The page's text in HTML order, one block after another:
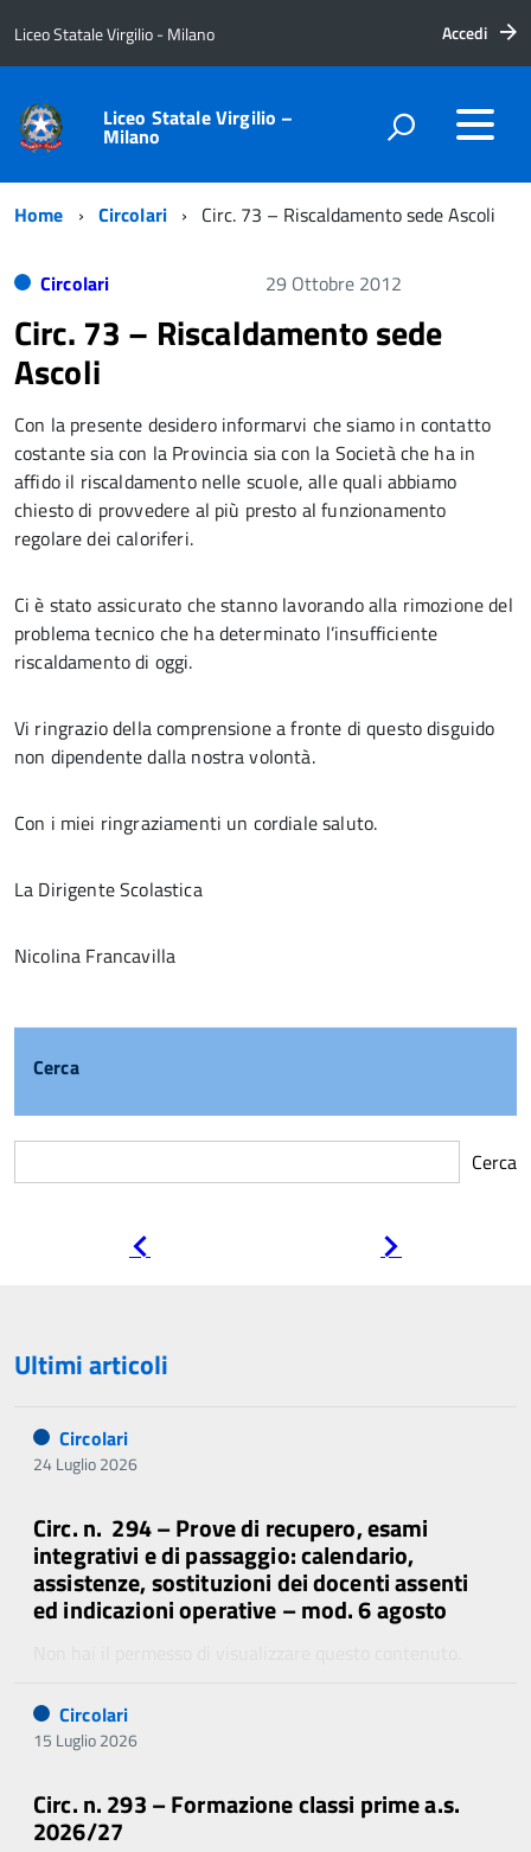
Liceo Statale Virgilio - Milano Accedi
Liceo Statale Virgilio –
Milano
Home Circolari Circ. 73 – Riscaldamento sede Ascoli
Circolari 29 Ottobre 2012
Circ. 73 – Riscaldamento sede
Ascoli
Con la presente desidero informarvi che siamo in contatto
costante sia con la Provincia sia con la Società che ha in
affido il riscaldamento nelle scuole, alle quali abbiamo
chiesto di provvedere al più presto al funzionamento
regolare dei caloriferi.
Ci è stato assicurato che stanno lavorando alla rimozione del
problema tecnico che ha determinato l’insufficiente
riscaldamento di oggi.
Vi ringrazio della comprensione a fronte di questo disguido
non dipendente dalla nostra volontà.
Con i miei ringraziamenti un cordiale saluto.
La Dirigente Scolastica
Nicolina Francavilla
Cerca
Cerca
Ultimi articoli
Circolari
24 Luglio 2026
Circ. n. 294 – Prove di recupero, esami
integrativi e di passaggio: calendario,
assistenze, sostituzioni dei docenti assenti
ed indicazioni operative – mod. 6 agosto
Circolari
15 Luglio 2026
Circ. n. 293 – Formazione classi prime a.s.
2026/27